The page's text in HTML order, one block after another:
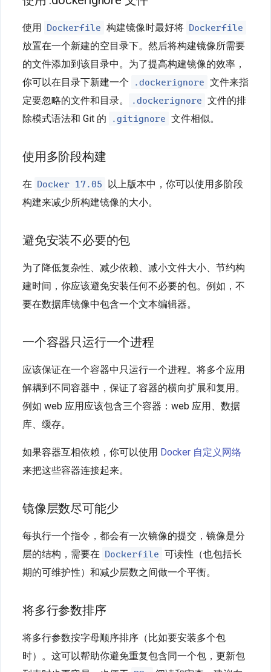
使用 Dockerfile 构建镜像时最好将 Dockerfile
放置在一个新建的空目录下。然后将构建镜像所需要
的文件添加到该目录中。为了提高构建镜像的效率，
你可以在目录下新建一个
.dockerignore 文件来指
定要忽略的文件和目录。
.dockerignore 文件的排
除模式语法和 Git 的
.gitignore 文件相似。
使用多阶段构建
在 Docker 17.05 以上版本中，你可以使用多阶段
构建来减少所构建镜像的大小。
避免安装不必要的包
为了降低复杂性、减少依赖、减小文件大小、节约构
建时间，你应该避免安装任何不必要的包。例如，不
要在数据库镜像中包含一个文本编辑器。
一个容器只运行一个进程
应该保证在一个容器中只运行一个进程。将多个应用
解耦到不同容器中，保证了容器的横向扩展和复用。
例如 web 应用应该包含三个容器：web 应用、数据
库、缓存。
如果容器互相依赖，你可以使用 Docker 自定义网络
来把这些容器连接起来。
镜像层数尽可能少
每执行一个指令，都会有一次镜像的提交，镜像是分
层的结构，需要在 Dockerfile 可读性（也包括长
期的可维护性）和减少层数之间做一个平衡。
将多行参数排序
将多行参数按字母顺序排序（比如要安装多个包
时）。这可以帮助你避免重复包含同一个包，更新包